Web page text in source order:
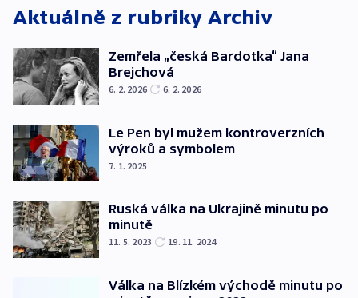
Aktuálně z rubriky Archiv
Zemřela „česká Bardotka“ Jana
Brejchová
6. 2. 2026 6. 2. 2026
Le Pen byl mužem kontroverzních
výroků a symbolem
7. 1. 2025
Ruská válka na Ukrajině minutu po
minutě
11. 5. 2023 19. 11. 2024
Válka na Blízkém východě minutu po